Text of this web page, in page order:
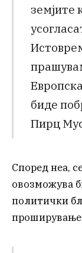
земјите
биде
Пирц
Според неа,
овозможува
политички